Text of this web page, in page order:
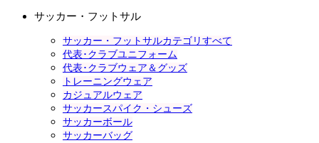
サッカー・フットサル
サッカー・フットサルカテゴリすべて
代表･クラブユニフォーム
代表･クラブウェア＆グッズ
トレーニングウェア
カジュアルウェア
サッカースパイク・シューズ
サッカーボール
サッカーバッグ